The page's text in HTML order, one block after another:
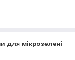
для мікрозелені